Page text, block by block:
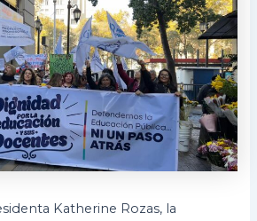
Katherine Rozas, la